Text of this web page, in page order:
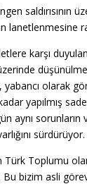
lanetlenmesine
karşı
yabancı olarak
kadar yapılmış
aynı sorunların
sürdürüyor.
Türk Toplumu
bizim asli